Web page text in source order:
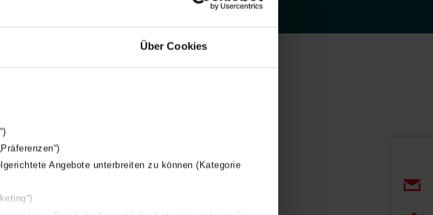
Über Cookies
Angebote unterbreiten zu können (Kategorie